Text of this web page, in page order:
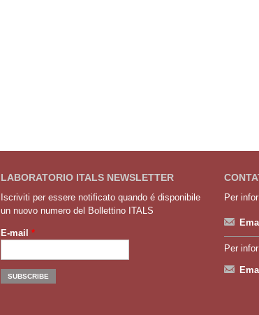
LABORATORIO ITALS NEWSLETTER
Iscriviti per essere notificato quando é disponibile
un nuovo numero del Bollettino ITALS
E-mail *
Per
Per